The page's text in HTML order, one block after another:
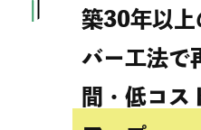
築30年以上
バー工法で
間・低コス